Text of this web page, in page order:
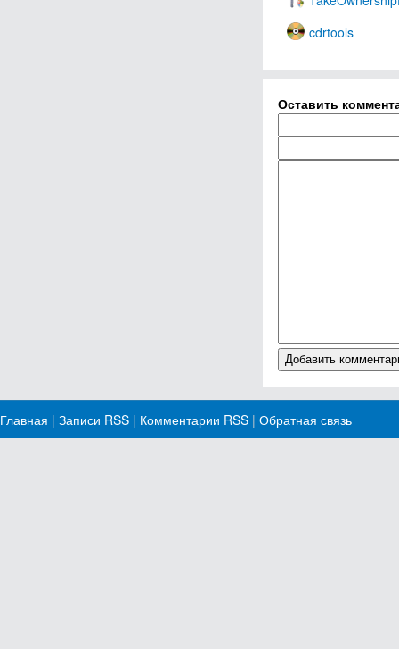
cdrtools
Оставить
Главная | Записи RSS | Комментарии RSS | Обратная связь